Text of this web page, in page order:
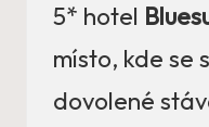
5* hotel
místo, kde se
dovolené